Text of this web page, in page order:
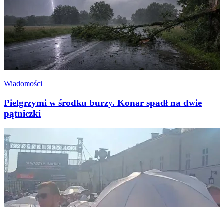
Wiadomości
Pielgrzymi w środku burzy. Konar spadł na dwie
pątniczki